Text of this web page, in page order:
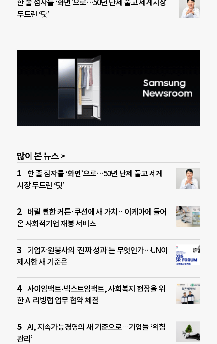
한 줄 점자를 ‘화면’으로…50년 난제 풀고 세계시장
두드린 ‘닷’
많이 본 뉴스 >
한 줄 점자를 ‘화면’으로…50년 난제 풀고 세계
시장 두드린 ‘닷’
버릴 뻔한 커튼·쿠션에 새 가치…이케아에 들어
온 사회적기업 재봉 서비스
기업자원봉사의 ‘진짜 성과’는 무엇인가…UN이
제시한 새 기준은
사이임팩트-넥스트임팩트, 사회복지 현장을 위
한 AI 리빙랩 업무 협약 체결
AI, 지속가능경영의 새 기준으로…기업들 ‘위험
관리’